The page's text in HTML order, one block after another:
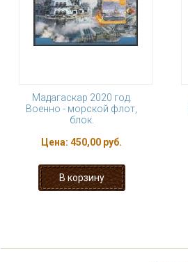
Мадагаскар 2020 год.
Военно - морской флот,
блок.
Цена: 450,00 руб.